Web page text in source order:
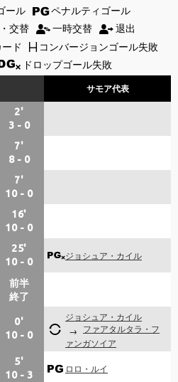
ール
ペナルティゴール
交替 一時交替
退出
ド
コンバージョンゴール失敗
ドロップゴール失敗
サモア代表
2'
3 - 0
7'
8 - 0
7'
10 - 0
16'
10 - 0
25'
10 - 0
ジョシュア・カイル
前半
終了
0'
10 - 0
ジョシュア・カイル
ファアタルタラ・フ
ァンガソイア
5'
10 - 3
ロロ・ルイ